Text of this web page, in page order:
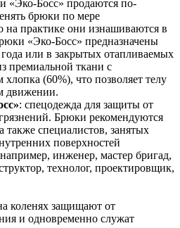
«Эко-Босс» продаются по-
брюки по мере
на практике они изнашиваются в
«Эко-Босс» предназначены
или в закрытых отапливаемых
премиальной ткани с
(60%), что позволяет телу
движении.
: спецодежда для защиты от
Брюки рекомендуются
также специалистов, занятых
поверхностей
инженер, мастер бригад,
технолог, проектировщик,
коленях защищают от
и одновременно служат